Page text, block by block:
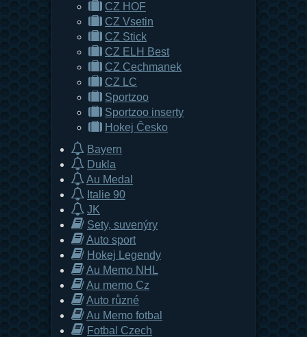
CZ HOF
CZ Vsetin
CZ Stick
CZ ELH Best
CZ Cechmanek
CZ LC
Sportzoo
Sportzoo inserty
Hokej Česko
Bayern
Dukla
Au Medal
Italie 90
JK
Sety, suvenýry
Auto sport
Hokej Legendy
Au Memo NHL
Au memo Cz
Auto různé
Au Memo fotbal
Fotbal Czech